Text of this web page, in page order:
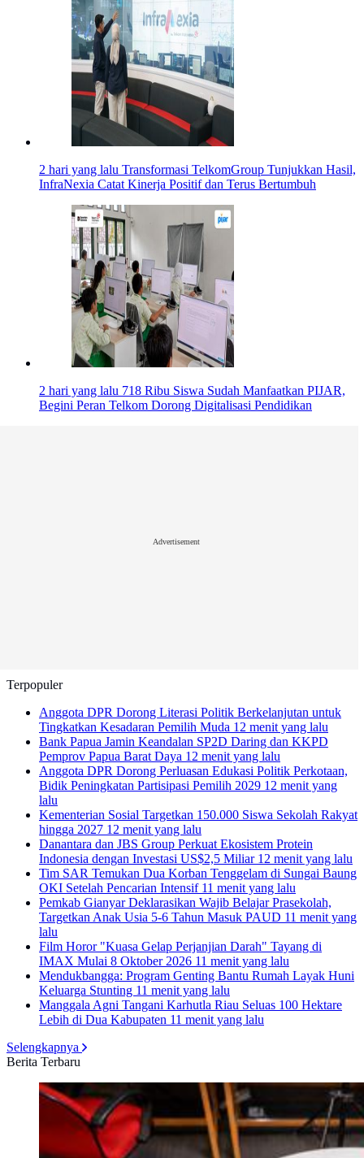
2 hari yang lalu Transformasi TelkomGroup Tunjukkan Hasil,
InfraNexia Catat Kinerja Positif dan Terus Bertumbuh
2 hari yang lalu 718 Ribu Siswa Sudah Manfaatkan PIJAR,
Begini Peran Telkom Dorong Digitalisasi Pendidikan
Advertisement
Terpopuler
Anggota DPR Dorong Literasi Politik Berkelanjutan untuk
Tingkatkan Kesadaran Pemilih Muda 12 menit yang lalu
Bank Papua Jamin Keandalan SP2D Daring dan KKPD
Pemprov Papua Barat Daya 12 menit yang lalu
Anggota DPR Dorong Perluasan Edukasi Politik Perkotaan,
Bidik Peningkatan Partisipasi Pemilih 2029 12 menit yang
lalu
Kementerian Sosial Targetkan 150.000 Siswa Sekolah Rakyat
hingga 2027 12 menit yang lalu
Danantara dan JBS Group Perkuat Ekosistem Protein
Indonesia dengan Investasi US$2,5 Miliar 12 menit yang lalu
Tim SAR Temukan Dua Korban Tenggelam di Sungai Baung
OKI Setelah Pencarian Intensif 11 menit yang lalu
Pemkab Gianyar Deklarasikan Wajib Belajar Prasekolah,
Targetkan Anak Usia 5-6 Tahun Masuk PAUD 11 menit yang
lalu
Film Horor "Kuasa Gelap Perjanjian Darah" Tayang di
IMAX Mulai 8 Oktober 2026 11 menit yang lalu
Mendukbangga: Program Genting Bantu Rumah Layak Huni
Keluarga Stunting 11 menit yang lalu
Manggala Agni Tangani Karhutla Riau Seluas 100 Hektare
Lebih di Dua Kabupaten 11 menit yang lalu
Selengkapnya
Berita Terbaru